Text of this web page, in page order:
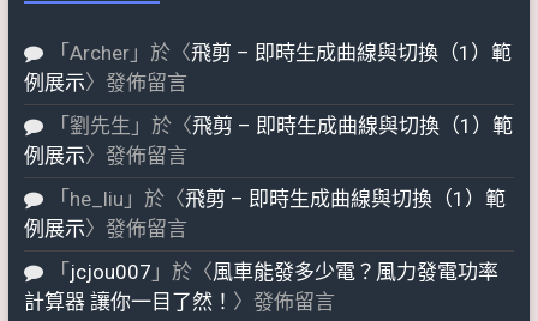
「 Archer」於〈飛剪 – 即時生成曲線與切換（1）範
例展示〉發佈留言
「 劉先生 」於〈飛剪 – 即時生成曲線與切換（1）範
例展示〉發佈留言
「 he_liu 」於〈飛剪 – 即時生成曲線與切換（1）範
例展示〉發佈留言
「 jcjou007 」於〈風車能發多少電？風力發電功率
計算器 讓你一目了然！ 〉發佈留言